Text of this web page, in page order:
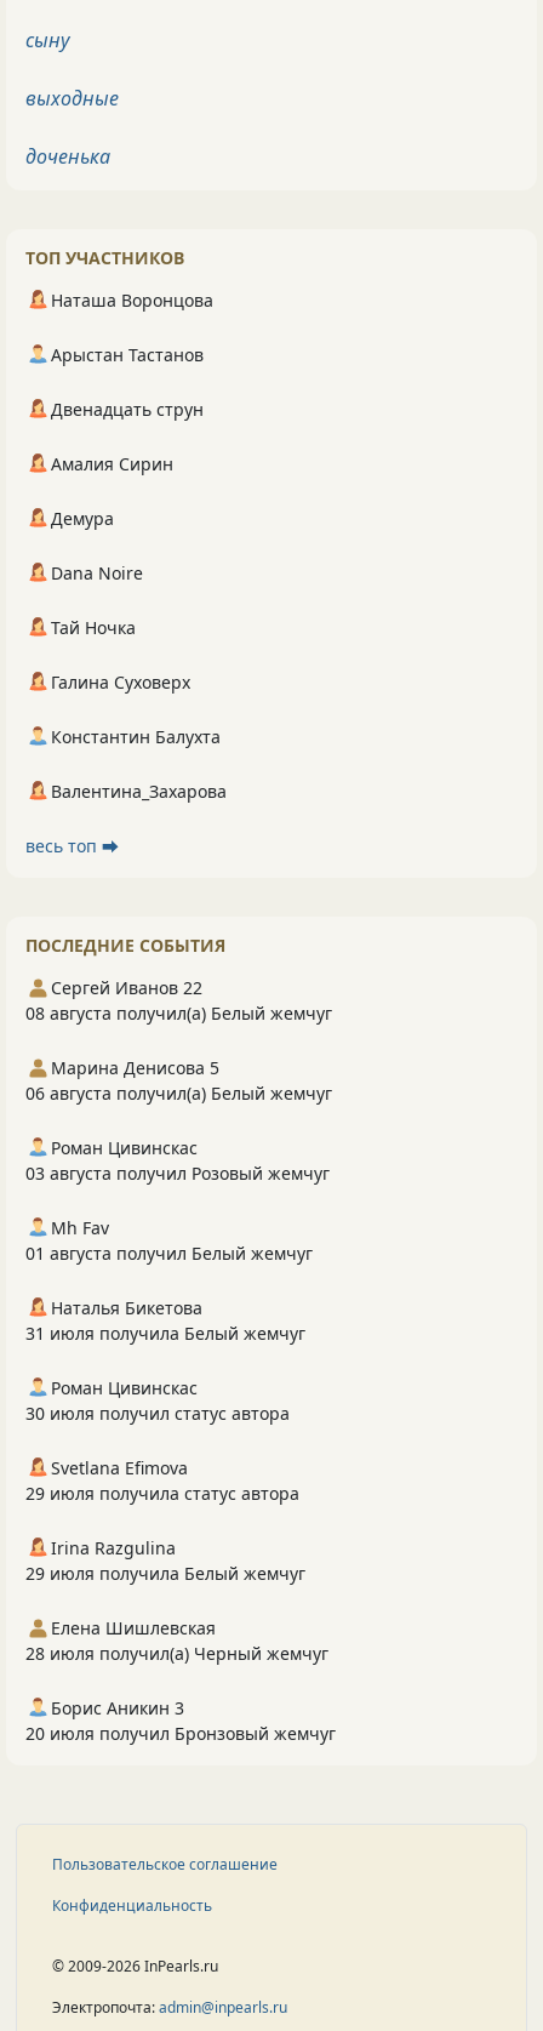
сыну
выходные
доченька
ТОП УЧАСТНИКОВ
Наташа Воронцова
Арыстан Тастанов
Двенадцать струн
Амалия Сирин
Демура
Dana Noire
Тай Ночка
Галина Суховерх
Константин Балухта
Валентина_Захарова
весь топ ⮕
ПОСЛЕДНИЕ СОБЫТИЯ
Сергей Иванов 22
08 августа получил(а) Белый жемчуг
Марина Денисова 5
06 августа получил(а) Белый жемчуг
Роман Цивинскас
03 августа получил Розовый жемчуг
Mh Fav
01 августа получил Белый жемчуг
Наталья Бикетова
31 июля получила Белый жемчуг
Роман Цивинскас
30 июля получил статус автора
Svetlana Efimova
29 июля получила статус автора
Irina Razgulina
29 июля получила Белый жемчуг
Елена Шишлевская
28 июля получил(а) Черный жемчуг
Борис Аникин 3
20 июля получил Бронзовый жемчуг
Пользовательское соглашение
Конфиденциальность
© 2009-2026 InPearls.ru
Электропочта:admin@inpearls.ru